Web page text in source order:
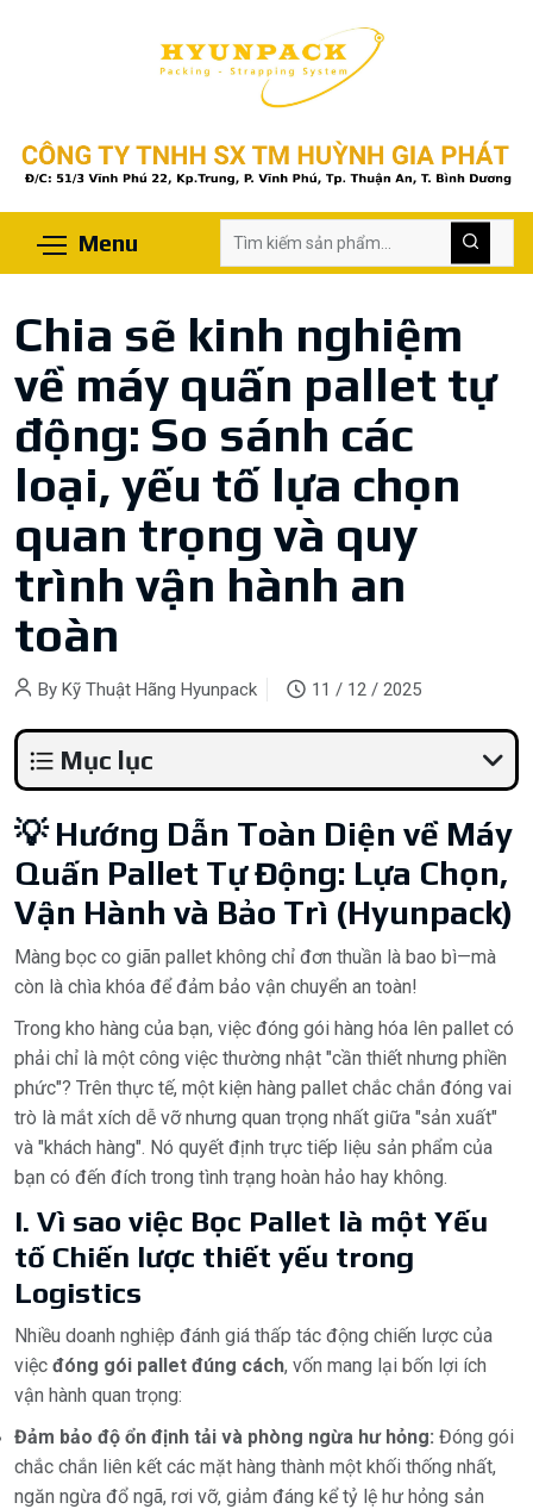
Menu
Chia sẽ kinh nghiệm
về máy quấn pallet tự
động: So sánh các
loại, yếu tố lựa chọn
quan trọng và quy
trình vận hành an
toàn
By Kỹ Thuật Hãng Hyunpack 11 / 12 / 2025
Mục lục
💡 Hướng Dẫn Toàn Diện về Máy
Quấn Pallet Tự Động: Lựa Chọn,
Vận Hành và Bảo Trì (Hyunpack)
Màng bọc co giãn pallet không chỉ đơn thuần là bao bì—mà
còn là chìa khóa để đảm bảo vận chuyển an toàn!
Trong kho hàng của bạn, việc đóng gói hàng hóa lên pallet có
phải chỉ là một công việc thường nhật "cần thiết nhưng phiền
phức"? Trên thực tế, một kiện hàng pallet chắc chắn đóng vai
trò là mắt xích dễ vỡ nhưng quan trọng nhất giữa "sản xuất"
và "khách hàng". Nó quyết định trực tiếp liệu sản phẩm của
bạn có đến đích trong tình trạng hoàn hảo hay không.
I. Vì sao việc Bọc Pallet là một Yếu
tố Chiến lược thiết yếu trong
Logistics
Nhiều doanh nghiệp đánh giá thấp tác động chiến lược của
việc đóng gói pallet đúng cách, vốn mang lại bốn lợi ích
vận hành quan trọng:
Đảm bảo độ ổn định tải và phòng ngừa hư hỏng: Đóng gói
chắc chắn liên kết các mặt hàng thành một khối thống nhất,
ngăn ngừa đổ ngã, rơi vỡ, giảm đáng kể tỷ lệ hư hỏng sản